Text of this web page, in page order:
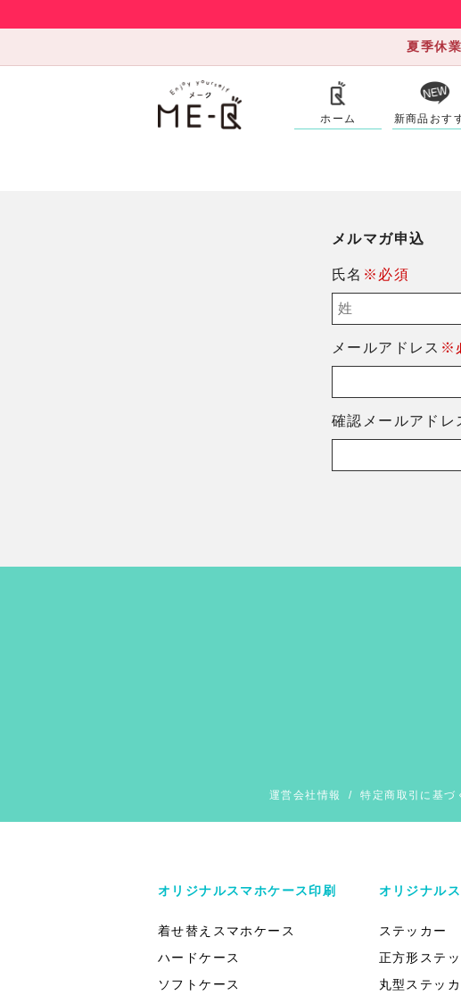
夏季休
ホーム 新商品おす
メルマガ申込
氏名 ※必須
メールアドレス ※
確認メールアドレ
運営会社情報 /特定商取引に基づ
オリジナルスマホケース印刷
着せ替えスマホケース
ハードケース
ソフトケース
オリジナル
ステッカー
正方形ステ
丸型ステッ